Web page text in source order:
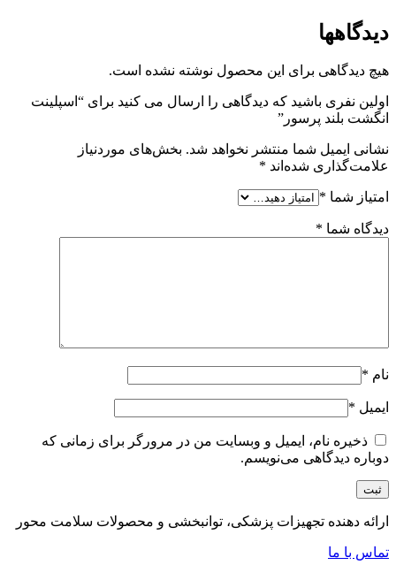
دیدگاهها
هیچ دیدگاهی برای این محصول نوشته نشده است.
اولین نفری باشید که دیدگاهی را ارسال می کنید برای “اسپلینت
انگشت بلند پرسور”
نشانی ایمیل شما منتشر نخواهد شد. بخش‌های موردنیاز
علامت‌گذاری شده‌اند *
امتیاز شما *
دیدگاه شما *
نام *
ایمیل *
ذخیره نام، ایمیل و وبسایت من در مرورگر برای زمانی که
دوباره دیدگاهی می‌نویسم.
ارائه دهنده تجهیزات پزشکی، توانبخشی و محصولات سلامت محور
تماس با ما